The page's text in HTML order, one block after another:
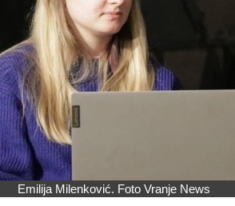
Emilija Milenković. Foto Vranje News